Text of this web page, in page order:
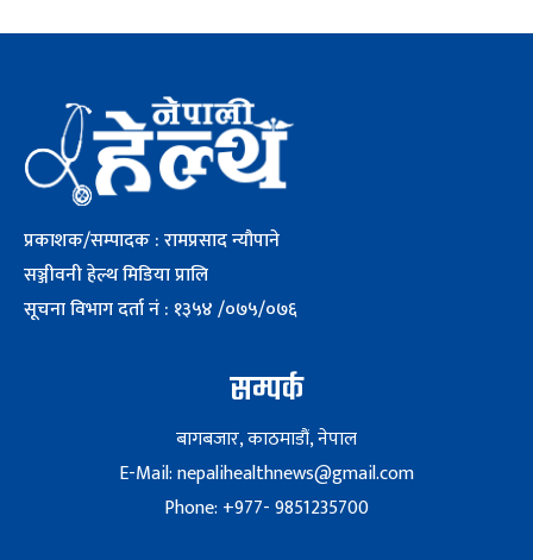
प्रकाशक/सम्पादक : रामप्रसाद न्यौपाने
सञ्जीवनी हेल्थ मिडिया प्रालि
सूचना विभाग दर्ता नं : १३५४ /०७५/०७६
सम्पर्क
बागबजार, काठमाडौं, नेपाल
E-Mail: nepalihealthnews@gmail.com
Phone: +977- 9851235700